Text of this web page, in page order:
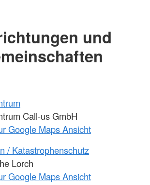
und
Call-us GmbH
Google Maps Ansicht
/ Katastrophenschutz
Lorch
Google Maps Ansicht